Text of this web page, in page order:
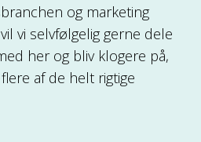
og marketing
vi selvfølgelig gerne dele
her og bliv klogere på,
af de helt rigtige